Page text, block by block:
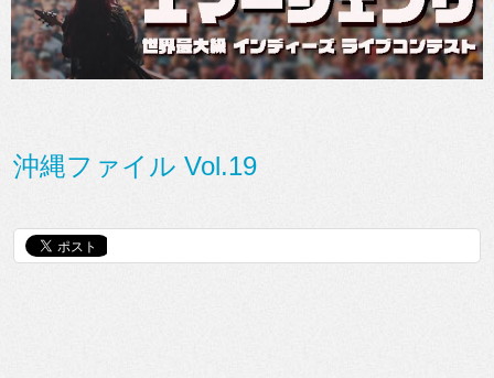
沖縄ファイル Vol.19